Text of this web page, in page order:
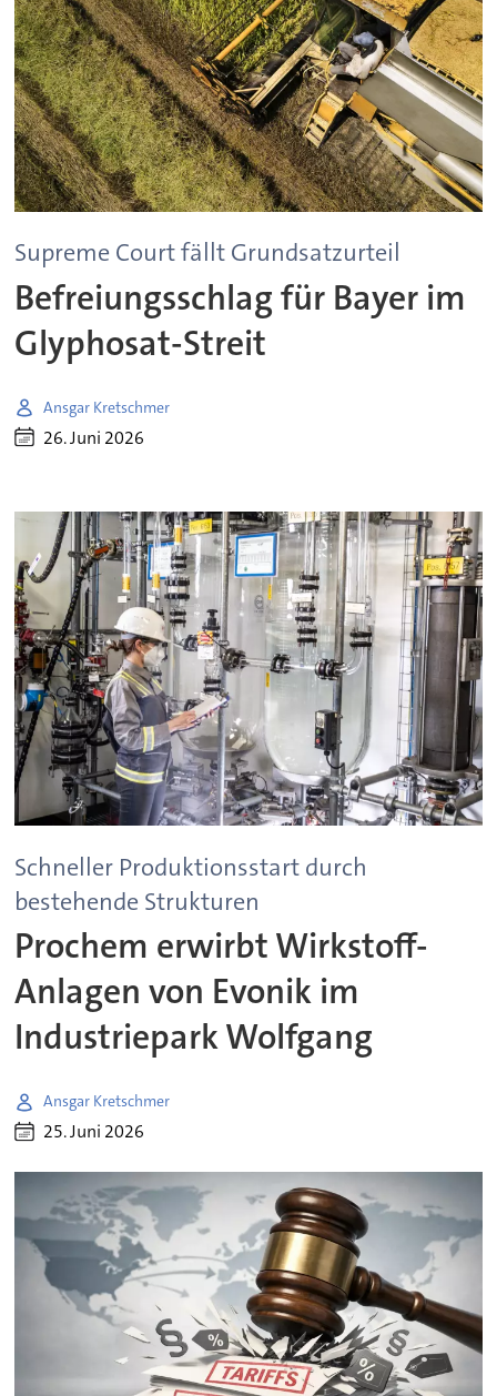
Supreme Court fällt Grundsatzurteil
Befreiungsschlag für Bayer im
Glyphosat-Streit
Ansgar Kretschmer
26. Juni 2026
Schneller Produktionsstart durch
bestehende Strukturen
Prochem erwirbt Wirkstoff-
Anlagen von Evonik im
Industriepark Wolfgang
Ansgar Kretschmer
25. Juni 2026